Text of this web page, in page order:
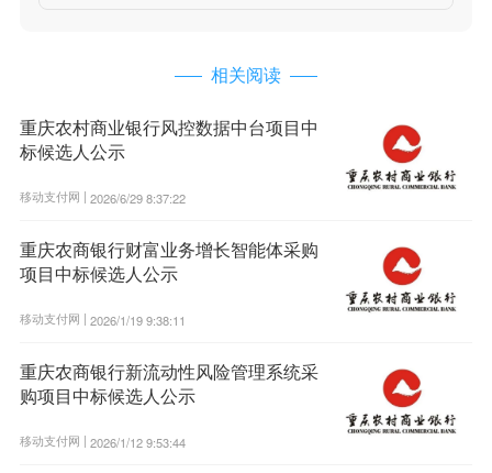
相关阅读
重庆农村商业银行风控数据中台项目中
标候选人公示
移动支付网 | 2026/6/29 8:37:22
重庆农商银行财富业务增长智能体采购
项目中标候选人公示
移动支付网 | 2026/1/19 9:38:11
重庆农商银行新流动性风险管理系统采
购项目中标候选人公示
移动支付网 | 2026/1/12 9:53:44